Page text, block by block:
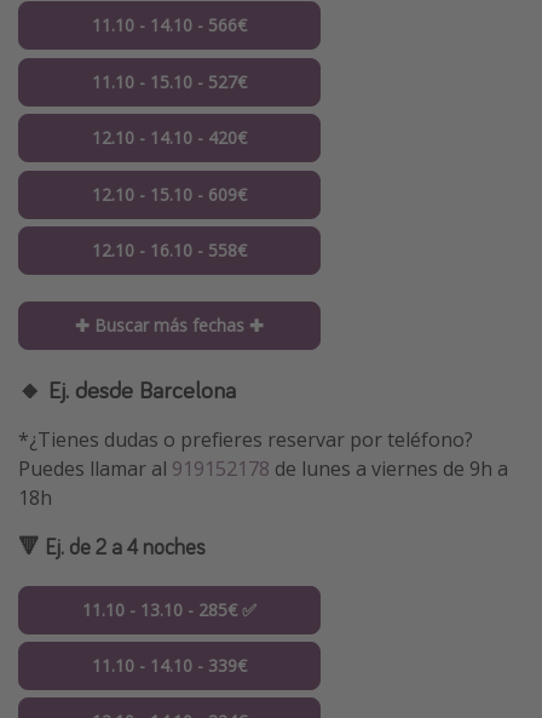
11.10 - 14.10 - 566€
11.10 - 15.10 - 527€
12.10 - 14.10 - 420€
12.10 - 15.10 - 609€
12.10 - 16.10 - 558€
✚ Buscar más fechas ✚
🔸 Ej. desde Barcelona
*¿Tienes dudas o prefieres reservar por teléfono?
Puedes llamar al 919152178 de lunes a viernes de 9h a
18h
🔻 Ej. de 2 a 4 noches
11.10 - 13.10 - 285€ ✅
11.10 - 14.10 - 339€